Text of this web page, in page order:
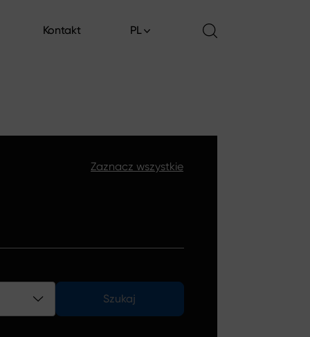
Kontakt
PL
Zaznacz wszystkie
Szukaj